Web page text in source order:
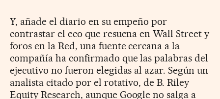
Y, añade el diario en su empeño por
contrastar el eco que resuena en Wall Street y
foros en la Red, una fuente cercana a la
compañía ha confirmado que las palabras del
ejecutivo no fueron elegidas al azar. Según un
analista citado por el rotativo, de B. Riley
Equity Research, aunque Google no salga a